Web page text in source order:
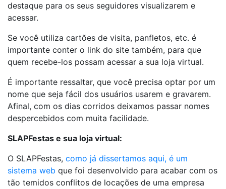
destaque para os seus seguidores visualizarem e
acessar.
Se você utiliza cartões de visita, panfletos, etc. é
importante conter o link do site também, para que
quem recebe-los possam acessar a sua loja virtual.
É importante ressaltar, que você precisa optar por um
nome que seja fácil dos usuários usarem e gravarem.
Afinal, com os dias corridos deixamos passar nomes
despercebidos com muita facilidade.
SLAPFestas e sua loja virtual:
O SLAPFestas, como já dissertamos aqui, é um
sistema web que foi desenvolvido para acabar com os
tão temidos conflitos de locações de uma empresa